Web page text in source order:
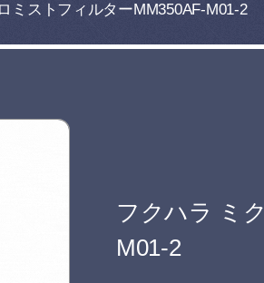
ミストフィルターMM350AF-M01-2
フクハラ ミ
M01-2